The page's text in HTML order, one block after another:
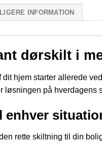
INFORMATION
dørskilt i
dit hjem starter allerede
løsningen på
enhver
rette skiltning til din